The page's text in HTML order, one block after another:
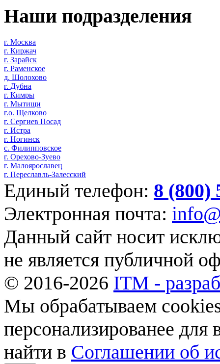
Наши подразделения
г. Москва
г. Киржач
г. Зарайск
г. Раменское
д. Шолохово
г. Дубна
г. Кимры
г. Мытищи
г.о. Щелково
г. Сергиев Посад
г. Истра
г. Ногинск
с. Филипповское
г. Орехово-Зуево
г. Малоярославец
г. Переславль-Залесский
Единый телефон: 8 (800)
Электронная почта:
Данный сайт носит
не является публичной
© 2016-2026 ITM -
Мы обрабатываем
персонализированее
найти в Соглашении об